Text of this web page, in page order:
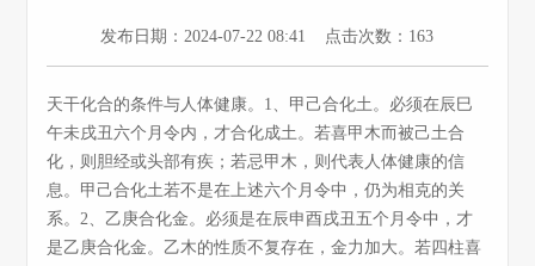
发布日期：2024-07-22 08:41 点击次数：163
天干化合的条件与人体健康。1、甲己合化土。必须在辰巳
午未戌丑六个月令内，才合化成土。若喜甲木而被己土合
化，则胆经或头部有疾；若忌甲木，则代表人体健康的信
息。甲己合化土若不是在上述六个月令中，仍为相克的关
系。2、乙庚合化金。必须是在辰申酉戌丑五个月令中，才
是乙庚合化金。乙木的性质不复存在，金力加大。若四柱喜